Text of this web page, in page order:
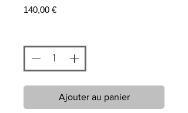
140,00 €Prix
Ajouter au panier